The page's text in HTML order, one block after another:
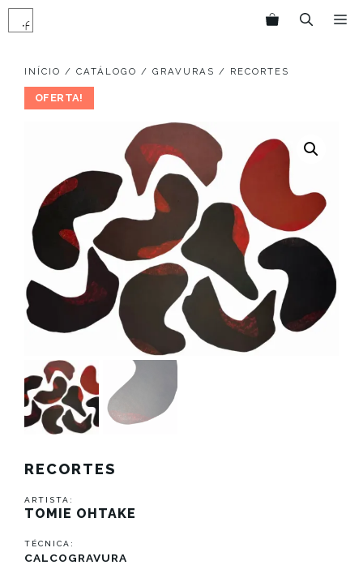
Pular
para
conteúdo
INÍCIO / CATÁLOGO / GRAVURAS / RECORTES
OFERTA!
RECORTES
ARTISTA:
TOMIE OHTAKE
TÉCNICA:
CALCOGRAVURA